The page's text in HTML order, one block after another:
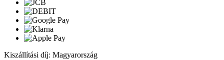
Kiszállítási díj: Magyarország